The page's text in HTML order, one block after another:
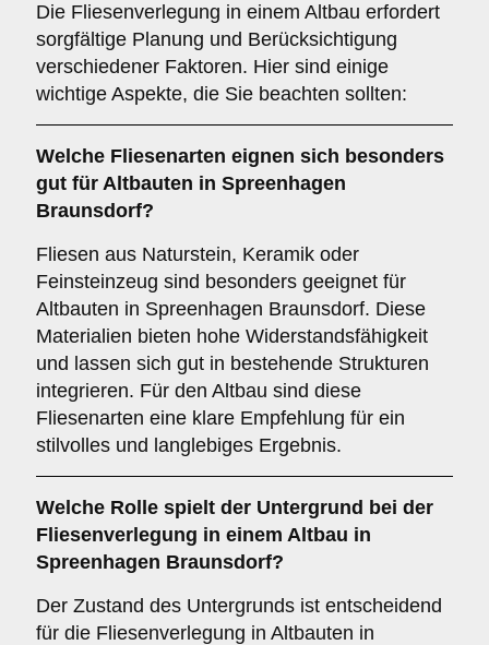
Die Fliesenverlegung in einem Altbau erfordert
sorgfältige Planung und Berücksichtigung
verschiedener Faktoren. Hier sind einige
wichtige Aspekte, die Sie beachten sollten:
Welche Fliesenarten eignen sich besonders
gut für Altbauten in Spreenhagen
Braunsdorf?
Fliesen aus Naturstein, Keramik oder
Feinsteinzeug sind besonders geeignet für
Altbauten in Spreenhagen Braunsdorf. Diese
Materialien bieten hohe Widerstandsfähigkeit
und lassen sich gut in bestehende Strukturen
integrieren. Für den Altbau sind diese
Fliesenarten eine klare Empfehlung für ein
stilvolles und langlebiges Ergebnis.
Welche Rolle spielt der Untergrund bei der
Fliesenverlegung in einem Altbau in
Spreenhagen Braunsdorf?
Der Zustand des Untergrunds ist entscheidend
für die Fliesenverlegung in Altbauten in